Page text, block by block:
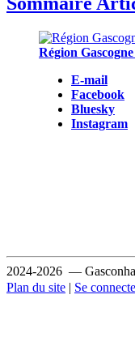
Région
E-mail
Facebook
Bluesky
Instagram
2024-2026 —
Plan du site | Se